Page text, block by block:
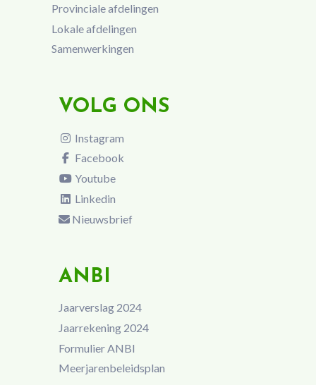
Provinciale afdelingen
Lokale afdelingen
Samenwerkingen
VOLG ONS
Instagram
Facebook
Youtube
Linkedin
Nieuwsbrief
ANBI
Jaarverslag 2024
Jaarrekening 2024
Formulier ANBI
Meerjarenbeleidsplan